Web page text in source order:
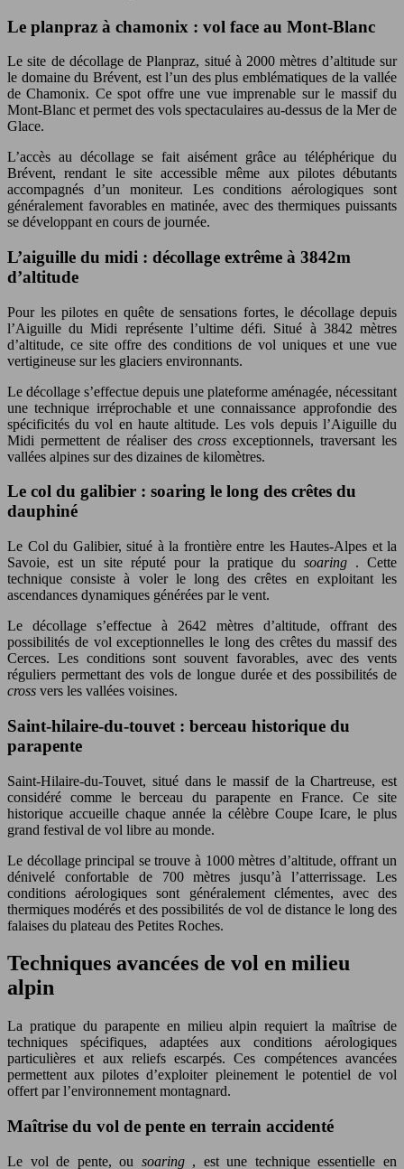
Le planpraz à chamonix : vol face au Mont-Blanc
Le site de décollage de Planpraz, situé à 2000 mètres d’altitude sur
le domaine du Brévent, est l’un des plus emblématiques de la vallée
de Chamonix. Ce spot offre une vue imprenable sur le massif du
Mont-Blanc et permet des vols spectaculaires au-dessus de la Mer de
Glace.
L’accès au décollage se fait aisément grâce au téléphérique du
Brévent, rendant le site accessible même aux pilotes débutants
accompagnés d’un moniteur. Les conditions aérologiques sont
généralement favorables en matinée, avec des thermiques puissants
se développant en cours de journée.
L’aiguille du midi : décollage extrême à 3842m
d’altitude
Pour les pilotes en quête de sensations fortes, le décollage depuis
l’Aiguille du Midi représente l’ultime défi. Situé à 3842 mètres
d’altitude, ce site offre des conditions de vol uniques et une vue
vertigineuse sur les glaciers environnants.
Le décollage s’effectue depuis une plateforme aménagée, nécessitant
une technique irréprochable et une connaissance approfondie des
spécificités du vol en haute altitude. Les vols depuis l’Aiguille du
Midi permettent de réaliser descrossexceptionnels, traversant les
vallées alpines sur des dizaines de kilomètres.
Le col du galibier : soaring le long des crêtes du
dauphiné
Le Col du Galibier, situé à la frontière entre les Hautes-Alpes et la
Savoie, est un site réputé pour la pratique du soaring . Cette
technique consiste à voler le long des crêtes en exploitant les
ascendances dynamiques générées par le vent.
Le décollage s’effectue à 2642 mètres d’altitude, offrant des
possibilités de vol exceptionnelles le long des crêtes du massif des
Cerces. Les conditions sont souvent favorables, avec des vents
réguliers permettant des vols de longue durée et des possibilités de
cross vers les vallées voisines.
Saint-hilaire-du-touvet : berceau historique du
parapente
Saint-Hilaire-du-Touvet, situé dans le massif de la Chartreuse, est
considéré comme le berceau du parapente en France. Ce site
historique accueille chaque année la célèbre Coupe Icare, le plus
grand festival de vol libre au monde.
Le décollage principal se trouve à 1000 mètres d’altitude, offrant un
dénivelé confortable de 700 mètres jusqu’à l’atterrissage. Les
conditions aérologiques sont généralement clémentes, avec des
thermiques modérés et des possibilités de vol de distance le long des
falaises du plateau des Petites Roches.
Techniques avancées de vol en milieu
alpin
La pratique du parapente en milieu alpin requiert la maîtrise de
techniques spécifiques, adaptées aux conditions aérologiques
particulières et aux reliefs escarpés. Ces compétences avancées
permettent aux pilotes d’exploiter pleinement le potentiel de vol
offert par l’environnement montagnard.
Maîtrise du vol de pente en terrain accidenté
Le vol de pente, ou soaring , est une technique essentielle en